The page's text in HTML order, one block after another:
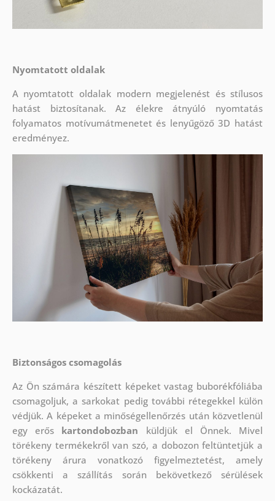
Nyomtatott oldalak
A nyomtatott oldalak modern megjelenést és stílusos
hatást biztosítanak. Az élekre átnyúló nyomtatás
folyamatos motívumátmenetet és lenyűgöző 3D hatást
eredményez.
Biztonságos csomagolás
Az Ön számára készített képeket vastag buborékfóliába
csomagoljuk, a sarkokat pedig további rétegekkel külön
védjük.A képeket a minőségellenőrzés után közvetlenül
egy erős kartondobozban küldjük el Önnek. Mivel
törékeny termékekről van szó, a dobozon feltüntetjük a
törékeny árura vonatkozó figyelmeztetést, amely
csökkenti a szállítás során bekövetkező sérülések
kockázatát.